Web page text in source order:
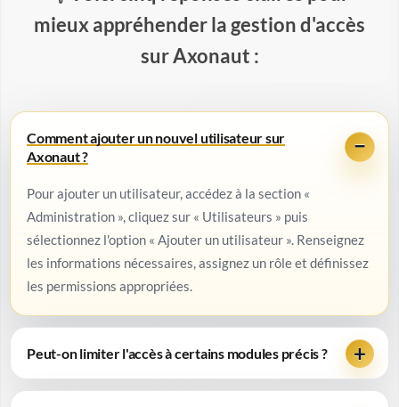
mieux appréhender la gestion d'accès
sur Axonaut :
Comment ajouter un nouvel utilisateur sur
Axonaut ?
Pour ajouter un utilisateur, accédez à la section «
Administration », cliquez sur « Utilisateurs » puis
sélectionnez l'option « Ajouter un utilisateur ». Renseignez
les informations nécessaires, assignez un rôle et définissez
les permissions appropriées.
Peut-on limiter l'accès à certains modules précis ?